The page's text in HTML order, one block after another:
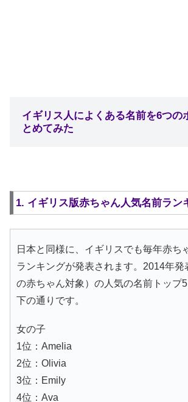
イギリス人によくある名前を6つの
とめてみた
1. イギリス版赤ちゃん人気名前ラン
日本と同様に、イギリスでも毎年赤ち
ランキングが発表されます。2014年発
の赤ちゃん対象）の人気の名前トップ
下の通りです。
女の子
1位：Amelia
2位：Olivia
3位：Emily
4位：Ava